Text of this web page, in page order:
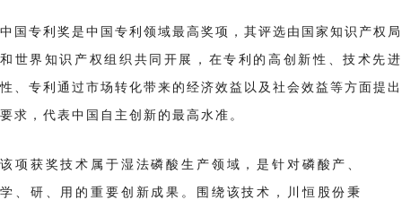
中国专利奖是中国专利领域最高奖项，其评选由国家知识产权局
和世界知识产权组织共同开展，在专利的高创新性、技术先进
性、专利通过市场转化带来的经济效益以及社会效益等方面提出
要求，代表中国自主创新的最高水准。
该项获奖技术属于湿法磷酸生产领域，是针对磷酸产、
学、研、用的重要创新成果。围绕该技术，川恒股份秉